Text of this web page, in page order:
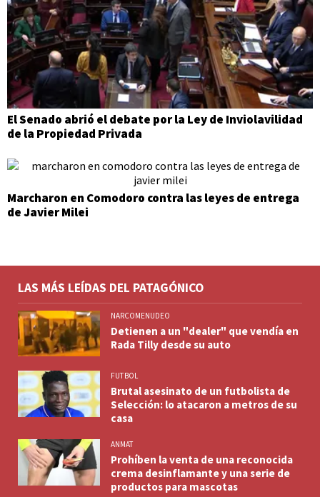
El Senado abrió el debate por la Ley de Inviolavilidad
de la Propiedad Privada
Marcharon en Comodoro contra las leyes de entrega
de Javier Milei
LAS MÁS LEÍDAS DEL PATAGÓNICO
NARCOMENUDEO
Detienen a un "dealer" que vendía en
Rada Tilly desde su auto
FUTBOL
Brutal asesinato de un futbolista de
Selección: lo atacaron a metros de su
casa
ANMAT
Prohíben la venta de una reconocida
crema desinflamante y una serie de
productos para mascotas